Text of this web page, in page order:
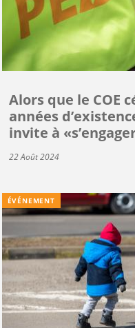
Alors que le COE
années
invite à
22 Août 2024
ÉVÉNEMENT